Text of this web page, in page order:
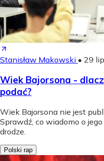
Stanisław Makowski • 29
Wiek Bajorsona -
podać?
Wiek Bajorsona nie jest
Sprawdź, co wiadomo o
drodze.
Polski rap